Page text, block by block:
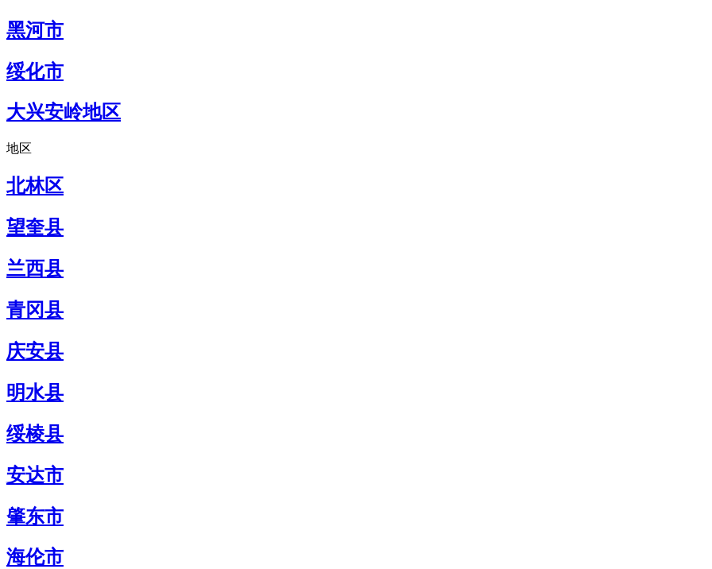
黑河市
绥化市
大兴安岭地区
地区
北林区
望奎县
兰西县
青冈县
庆安县
明水县
绥棱县
安达市
肇东市
海伦市